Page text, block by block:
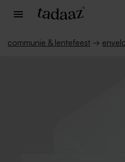
communie & lentefeest →